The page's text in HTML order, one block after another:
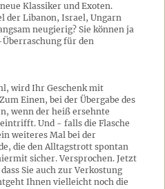
Klassiker und Exoten.
der Libanon, Israel, Ungarn
neugierig? Sie können ja
für den
wird Ihr Geschenk mit
Einen, bei der Übergabe des
wenn der heiß ersehnte
Und - falls die Flasche
weiteres Mal bei der
die den Alltagstrott spontan
sicher. Versprochen. Jetzt
Sie auch zur Verkostung
Ihnen vielleicht noch die